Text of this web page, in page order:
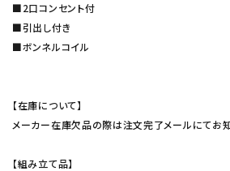
■2口コンセント付
■引出し付き
■ボンネルコイル
【在庫について】
メーカー在庫欠品の際は注文完了メールにてお知
【組み立て品】